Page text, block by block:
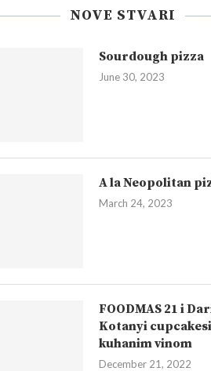
NOVE STVARI
Sourdough pizza
June 30, 2023
A la Neopolitan
March 24, 2023
FOODMAS 21 i
Kotanyi
kuhanim vinom
December 21, 2022